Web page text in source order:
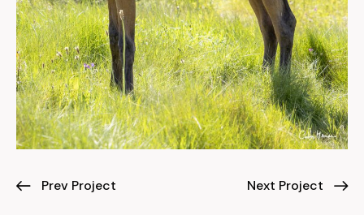
Prev Project Next Project